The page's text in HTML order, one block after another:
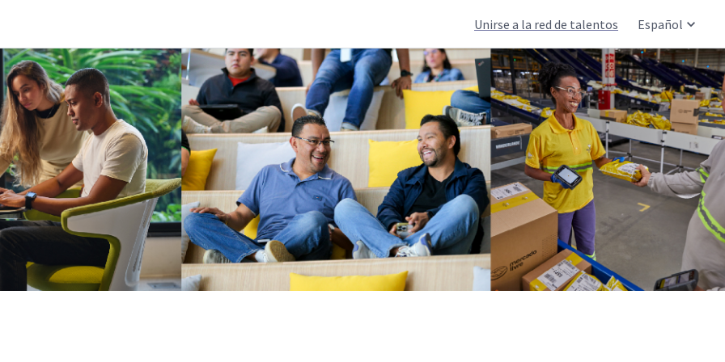
Unirse a la red de talentos Español